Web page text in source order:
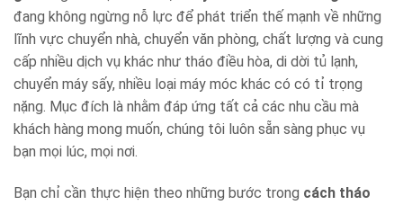
đang không ngừng nỗ lực để phát triển thế mạnh về những
lĩnh vực chuyển nhà, chuyển văn phòng, chất lượng và cung
cấp nhiều dịch vụ khác như tháo điều hòa, di dời tủ lạnh,
chuyển máy sấy, nhiều loại máy móc khác có có tỉ trọng
nặng. Mục đích là nhằm đáp ứng tất cả các nhu cầu mà
khách hàng mong muốn, chúng tôi luôn sẵn sàng phục vụ
bạn mọi lúc, mọi nơi.
Bạn chỉ cần thực hiện theo những bước trong cách tháo